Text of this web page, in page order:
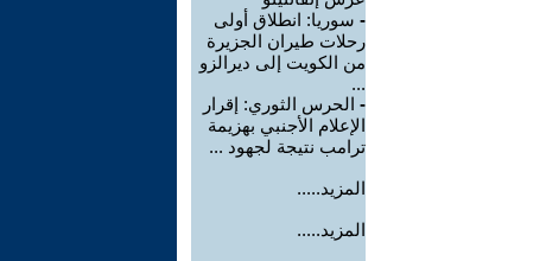
- سوريا: انطلاق أولى
رحلات طيران الجزيرة
من الكويت إلى ديرالزو
...
- الحرس الثوري: إقرار
الإعلام الأجنبي بهزيمة
ترامب نتيجة لجهود ...
المزيد.....
المزيد.....